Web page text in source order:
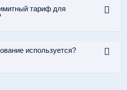
о подключении Wi-Fi
(Вайфай) и результате.
тариф для
используется?